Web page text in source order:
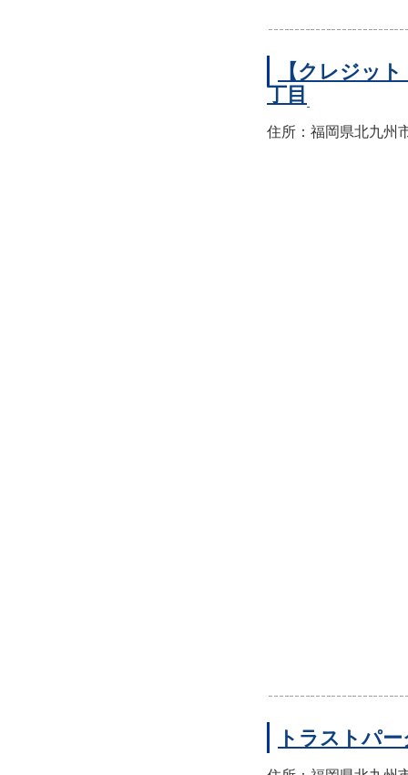
【クレジッ
丁目
住所：福岡県北九州
トラストパ